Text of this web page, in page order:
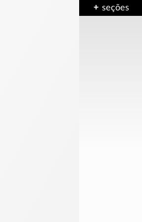
seções